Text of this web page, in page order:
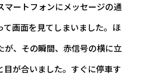
マートフォンにメッセージの通
て画面を見てしまいました。ほ
が、その瞬間、赤信号の横に立
目が合いました。すぐに停車す